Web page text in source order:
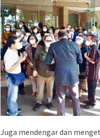
Juga mendengar dan